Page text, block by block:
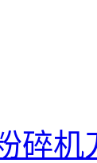
碎机